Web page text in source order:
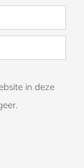
in deze